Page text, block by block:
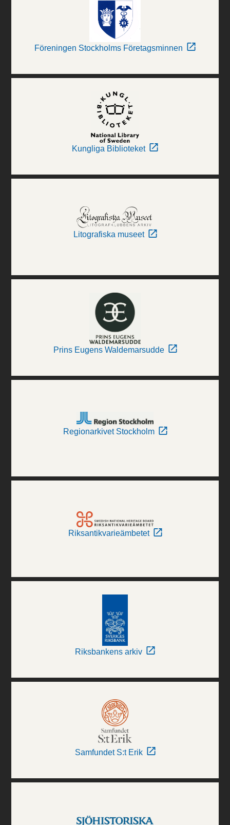
Föreningen Stockholms Företagsminnen
Kungliga Biblioteket
Litografiska museet
Prins Eugens Waldemarsudde
Regionarkivet Stockholm
Riksantikvarieämbetet
Riksbankens arkiv
Samfundet S:t Erik